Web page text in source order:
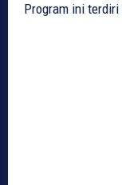
Program ini